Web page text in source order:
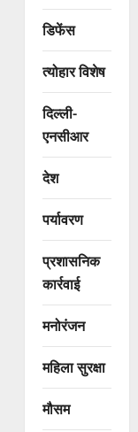
डिफेंस
त्योहार विशेष
दिल्ली-
एनसीआर
देश
पर्यावरण
प्रशासनिक
कार्रवाई
मनोरंजन
महिला सुरक्षा
मौसम